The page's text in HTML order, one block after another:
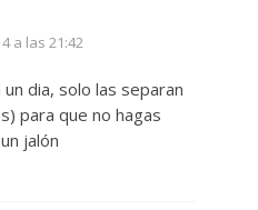
a las 21:42
dia, solo las separan
para que no hagas
jalón